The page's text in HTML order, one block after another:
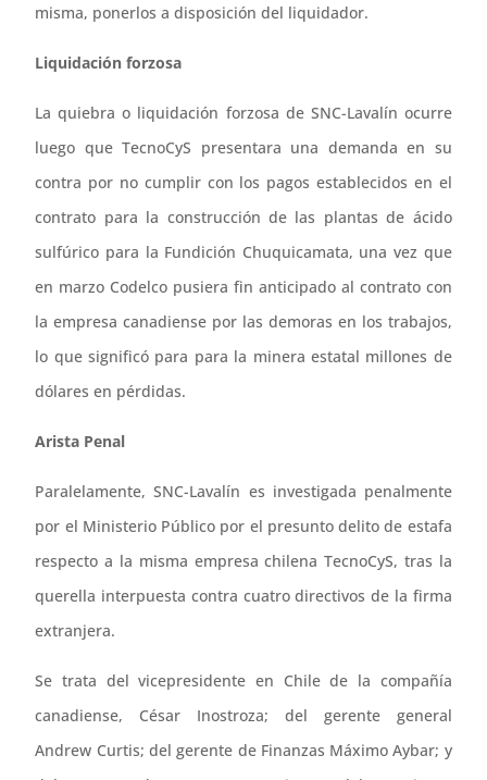
misma, ponerlos a disposición del liquidador.
Liquidación forzosa
La quiebra o liquidación forzosa de SNC-Lavalín ocurre
luego que TecnoCyS presentara una demanda en su
contra por no cumplir con los pagos establecidos en el
contrato para la construcción de las plantas de ácido
sulfúrico para la Fundición Chuquicamata, una vez que
en marzo Codelco pusiera fin anticipado al contrato con
la empresa canadiense por las demoras en los trabajos,
lo que significó para para la minera estatal millones de
dólares en pérdidas.
Arista Penal
Paralelamente, SNC-Lavalín es investigada penalmente
por el Ministerio Público por el presunto delito de estafa
respecto a la misma empresa chilena TecnoCyS, tras la
querella interpuesta contra cuatro directivos de la firma
extranjera.
Se trata del vicepresidente en Chile de la compañía
canadiense, César Inostroza; del gerente general
Andrew Curtis; del gerente de Finanzas Máximo Aybar; y